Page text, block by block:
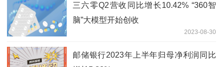
三六零Q2营收同比增长10.42% “360智
脑”大模型开始创收
2023-08-30
邮储银行2023年上半年归母净利润同比